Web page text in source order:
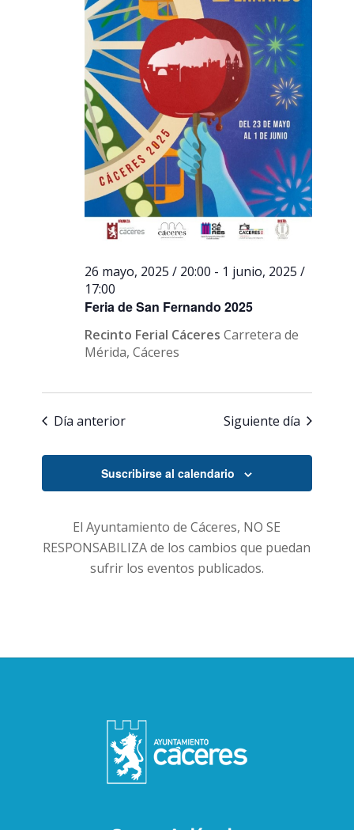
Feria de San Fernando 2025
26 mayo, 2025 / 20:00 - 1 junio, 2025 /
17:00
Recinto Ferial CáceresCarretera de
Mérida, Cáceres
Día anterior Siguiente día
Suscribirse al calendario
El Ayuntamiento de Cáceres, NO SE
RESPONSABILIZA de los cambios que puedan
sufrir los eventos publicados.